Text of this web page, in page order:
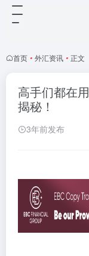
首页 • 外汇资讯 • 正文
高手们都在
揭秘！
3年前发布